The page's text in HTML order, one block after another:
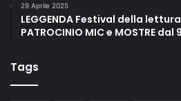
29 Aprile 2025
LEGGENDA Festival della
PATROCINIO MIC e MOSTRE dal
Tags